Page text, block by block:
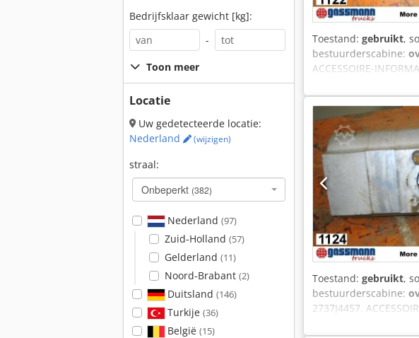
Bedrijfsklaar gewicht [kg]:
-
Toon meer
Locatie
Uw gedetecteerde locatie:
Nederland
(wijzigen)
straal:
Onbeperkt (382)
Nederland (97)
Zuid-Holland (57)
Gelderland (11)
Noord-Brabant (2)
Duitsland (146)
Turkije (36)
België (15)
Toestand: gebruikt,
bestuurderscabine:
ACCESSOIRE-
Toestand: gebruikt,
bestuurderscabine:
2737J4457.